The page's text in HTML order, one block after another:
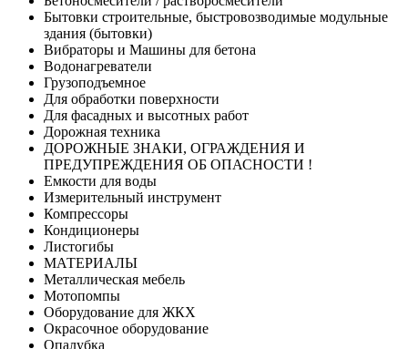
Бытовки строительные, быстровозводимые модульные
здания (бытовки)
Вибраторы и Машины для бетона
Водонагреватели
Грузоподъемное
Для обработки поверхности
Для фасадных и высотных работ
Дорожная техника
ДОРОЖНЫЕ ЗНАКИ, ОГРАЖДЕНИЯ И
ПРЕДУПРЕЖДЕНИЯ ОБ ОПАСНОСТИ !
Емкости для воды
Измерительный инструмент
Компрессоры
Кондиционеры
Листогибы
МАТЕРИАЛЫ
Металлическая мебель
Мотопомпы
Оборудование для ЖКХ
Окрасочное оборудование
Опалубка